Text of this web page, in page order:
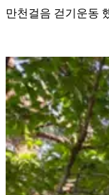
만천걸음 걷기운동